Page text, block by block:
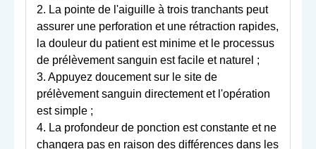
2. La pointe de l'aiguille à trois tranchants peut
assurer une perforation et une rétraction rapides,
la douleur du patient est minime et le processus
de prélèvement sanguin est facile et naturel ;
3. Appuyez doucement sur le site de
prélèvement sanguin directement et l'opération
est simple ;
4. La profondeur de ponction est constante et ne
changera pas en raison des différences dans les